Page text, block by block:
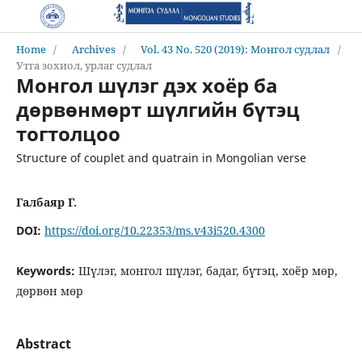
Home / Archives / Vol. 43 No. 520 (2019): Монгол судлал /
Утга зохиол, урлаг судлал
Монгол шүлэг дэх хоёр ба
дөрвөнмөрт шүлгийн бүтэц
тогтолцоо
Structure of couplet and quatrain in Mongolian verse
Галбаяр Г.
DOI: https://doi.org/10.22353/ms.v43i520.4300
Keywords: Шүлэг, монгол шүлэг, бадаг, бүтэц, хоёр мөр,
дөрвөн мөр
Abstract